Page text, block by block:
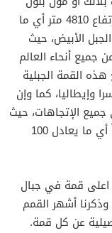
(بالإنجليزية: Mont Blanc)، والتي تقع على إرتفاع 4810 متر أي ما
الجبل الأبيض، حيث
جميع أنحاء العالم
القمة الجبلية
وإيطاليا، كما وإن
الإتجاهات، حيث
تغطي الأنهار الجليدية حوالي 40 ميلاً مربعاً أي ما يعادل 100
اعلى قمة في جبال
أشهر القمم
عن كل قمة.